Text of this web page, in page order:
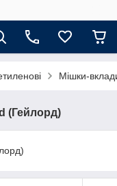
Мішки-
(Гейлорд)